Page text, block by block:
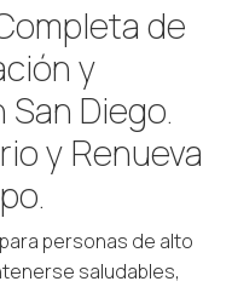
de
y
Diego.
y Renueva
personas de alto
saludables,